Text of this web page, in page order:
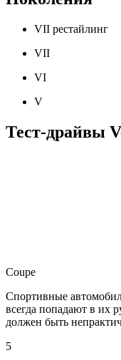
VII рестайлинг
VII
VI
V
Тест-драйвы
Coupe
Спортивные
всегда попадают в их
должен быть
5